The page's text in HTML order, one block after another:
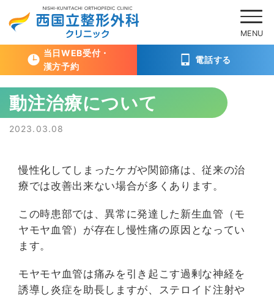
Skip
to
content
当日WEB受付・
漢方予約
電話する
動注治療について
Posted
2023.03.08
慢性化してしまったケガや関節痛は、従来の治
療では改善出来ない場合が多くあります。
この時患部では、異常に発達した新生血管（モ
ヤモヤ血管）が存在し慢性痛の原因となってい
ます。
モヤモヤ血管は痛みを引き起こす過剰な神経を
誘導し炎症を助長しますが、ステロイド注射や